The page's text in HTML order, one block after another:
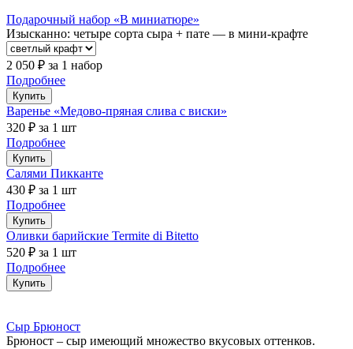
Подарочный набор «В миниатюре»
Изысканно: четыре сорта сыра + пате — в мини-крафте
2 050 ₽ за 1 набор
Подробнее
Купить
Варенье «Медово-пряная слива с виски»
320 ₽ за 1 шт
Подробнее
Купить
Салями Пикканте
430 ₽ за 1 шт
Подробнее
Купить
Оливки барийские Termite di Bitetto
520 ₽ за 1 шт
Подробнее
Купить
Сыр Брюност
Брюност – сыр имеющий множество вкусовых оттенков.